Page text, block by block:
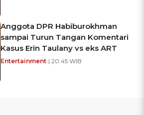
Anggota DPR Habiburokhman
sampai Turun Tangan Komentari
Kasus Erin Taulany vs eks ART
Entertainment | 20:45 WIB